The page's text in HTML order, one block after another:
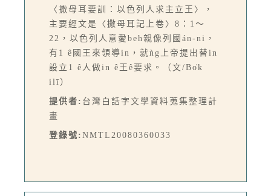
〈撒母耳要訓：以色列人求主立王〉，
主要經文是〈撒母耳記上卷〉8：1～
22，以色列人意愛beh親像列國án-ni，
有1 ê國王來領導in，就ǹg上帝提出替in
設立1 ê人做in ê王ê要求。（文/Bo̍k
ilī）
提供者: 台灣白話字文學資料蒐集整理計
畫
登錄號: NMTL20080360033